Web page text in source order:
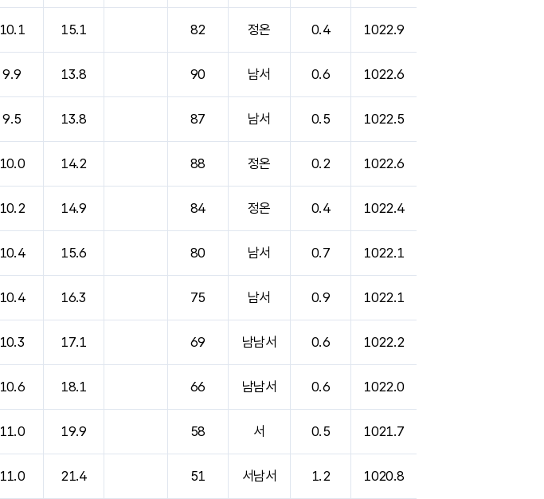
10.1 15.1 82 정온 0.4 1022.9
9.9 13.8 90 남서 0.6 1022.6
9.5 13.8 87 남서 0.5 1022.5
10.0 14.2 88 정온 0.2 1022.6
10.2 14.9 84 정온 0.4 1022.4
10.4 15.6 80 남서 0.7 1022.1
10.4 16.3 75 남서 0.9 1022.1
10.3 17.1 69 남남서 0.6 1022.2
10.6 18.1 66 남남서 0.6 1022.0
11.0 19.9 58 서 0.5 1021.7
11.0 21.4 51 서남서 1.2 1020.8